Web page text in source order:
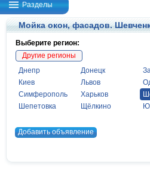
Разделы
Мойка окон, фасадов.
Выберите регион:
Другие регионы
Днепр
Донецк
Киев
Львов
Симферополь
Харьков
Шепетовка
Щёлкино
Добавить объявление